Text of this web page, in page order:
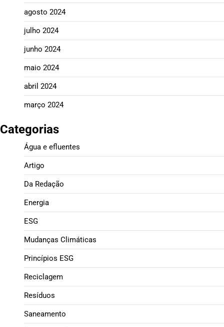
agosto 2024
julho 2024
junho 2024
maio 2024
abril 2024
março 2024
Categorias
Água e efluentes
Artigo
Da Redação
Energia
ESG
Mudanças Climáticas
Princípios ESG
Reciclagem
Resíduos
Saneamento